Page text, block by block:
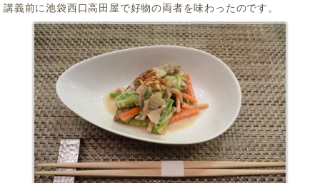
講義前に池袋西口高田屋で好物の両者を味わったのです。